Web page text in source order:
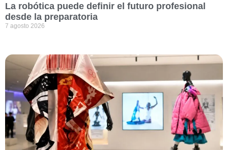
La robótica puede definir el futuro profesional
desde la preparatoria
7 agosto 2026